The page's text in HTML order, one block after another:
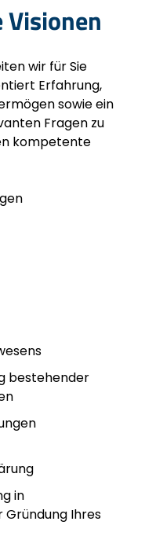
wir für Sie
Erfahrung,
sowie ein
Fragen zu
kompetente
bestehender
in
Ihres